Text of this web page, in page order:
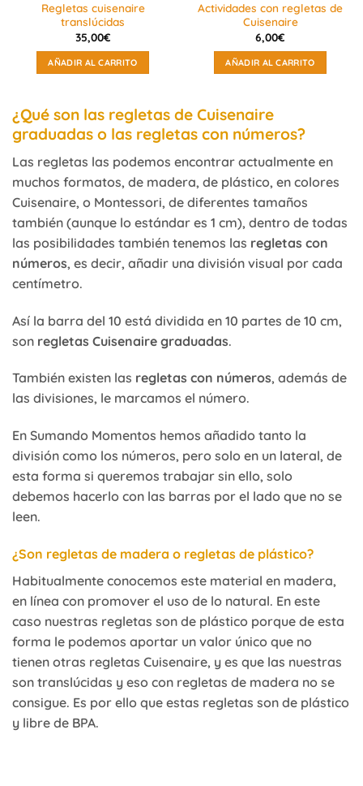
Regletas cuisenaire
translúcidas
35,00€
AÑADIR AL CARRITO
Actividades con regletas de
Cuisenaire
6,00€
AÑADIR AL CARRITO
¿Qué son las regletas de Cuisenaire
graduadas o las regletas con números?
Las regletas las podemos encontrar actualmente en
muchos formatos, de madera, de plástico, en colores
Cuisenaire, o Montessori, de diferentes tamaños
también (aunque lo estándar es 1 cm), dentro de todas
las posibilidades también tenemos las regletas con
números, es decir, añadir una división visual por cada
centímetro.
Así la barra del 10 está dividida en 10 partes de 10 cm,
son regletas Cuisenaire graduadas.
También existen las regletas con números, además de
las divisiones, le marcamos el número.
En Sumando Momentos hemos añadido tanto la
división como los números, pero solo en un lateral, de
esta forma si queremos trabajar sin ello, solo
debemos hacerlo con las barras por el lado que no se
leen.
¿Son regletas de madera o regletas de plástico?
Habitualmente conocemos este material en madera,
en línea con promover el uso de lo natural. En este
caso nuestras regletas son de plástico porque de esta
forma le podemos aportar un valor único que no
tienen otras regletas Cuisenaire, y es que las nuestras
son translúcidas y eso con regletas de madera no se
consigue. Es por ello que estas regletas son de plástico
y libre de BPA.